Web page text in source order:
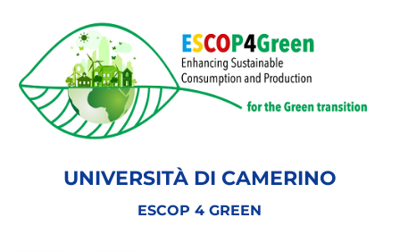
contenuto
principale
UNIVERSITÀ DI CAMERINO
ESCOP 4 GREEN